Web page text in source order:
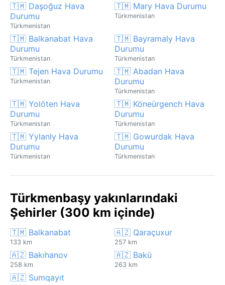
🇹🇲 Daşoğuz Hava
Durumu
Türkmenistan
🇹🇲 Mary Hava Durumu
Türkmenistan
🇹🇲 Balkanabat Hava
Durumu
Türkmenistan
🇹🇲 Bayramaly Hava
Durumu
Türkmenistan
🇹🇲 Tejen Hava Durumu
Türkmenistan
🇹🇲 Abadan Hava
Durumu
Türkmenistan
🇹🇲 Yolöten Hava
Durumu
Türkmenistan
🇹🇲 Köneürgench Hava
Durumu
Türkmenistan
🇹🇲 Yylanly Hava
Durumu
Türkmenistan
🇹🇲 Gowurdak Hava
Durumu
Türkmenistan
Türkmenbaşy yakınlarındaki
Şehirler (300 km içinde)
🇹🇲 Balkanabat
133 km
🇦🇿 Qaraçuxur
257 km
🇦🇿 Bakıhanov
258 km
🇦🇿 Bakü
263 km
🇦🇿 Sumqayıt